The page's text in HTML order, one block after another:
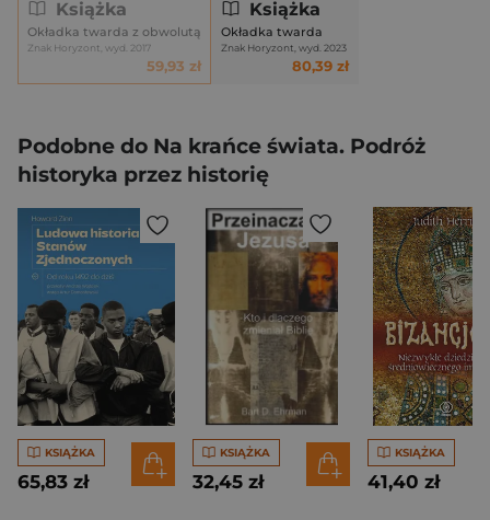
Książka
Okładka twarda z obwolutą
Znak Horyzont, wyd. 2017
59,93 zł
Książka
Okładka twarda
Znak Horyzont, wyd. 2023
80,39 zł
Podobne do Na krańce świata. Podróż
historyka przez historię
KSIĄŻKA
65,83 zł
KSIĄŻKA
32,45 zł
KSIĄŻKA
41,40 zł